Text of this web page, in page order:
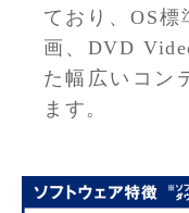
ており、OS
画、DVD
た幅広いコン
ます。